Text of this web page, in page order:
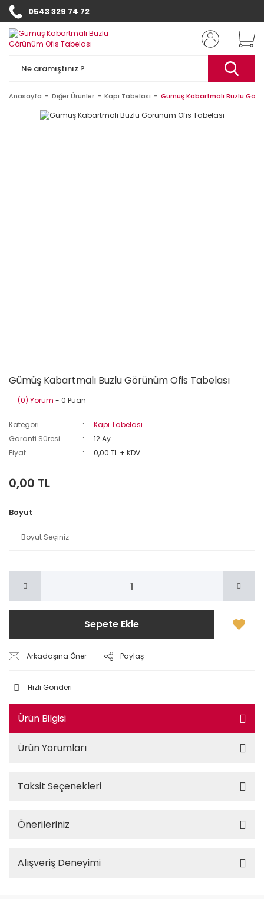
0543 329 74 72
Anasayfa Diğer Ürünler Kapı Tabelası Gümüş Kabartmalı Buzlu
Gümüş Kabartmalı Buzlu Görünüm Ofis Tabelası
(0) Yorum - 0 Puan
Kategori
Kapı Tabelası
Garanti Süresi
12 Ay
Fiyat
0,00 TL + KDV
0,00 TL
Boyut
Sepete Ekle
Arkadaşına Öner Paylaş
Hızlı Gönderi
Ürün Bilgisi
Ürün Yorumları
Taksit Seçenekleri
Önerileriniz
Alışveriş Deneyimi